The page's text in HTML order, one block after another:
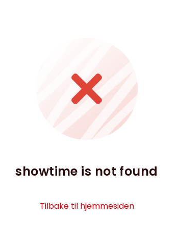
showtime is not found
Tilbake til hjemmesiden